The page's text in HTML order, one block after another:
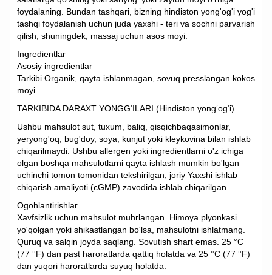
foydalaning. Bundan tashqari, bizning hindiston yong'og'i yog'i
tashqi foydalanish uchun juda yaxshi - teri va sochni parvarish
qilish, shuningdek, massaj uchun asos moyi.
Ingredientlar
Asosiy ingredientlar
Tarkibi Organik, qayta ishlanmagan, sovuq presslangan kokos
moyi.
TARKIBIDA DARAXT YONGG‘ILARI (Hindiston yong‘og‘i)
Ushbu mahsulot sut, tuxum, baliq, qisqichbaqasimonlar,
yeryong'oq, bug'doy, soya, kunjut yoki kleykovina bilan ishlab
chiqarilmaydi. Ushbu allergen yoki ingredientlarni o'z ichiga
olgan boshqa mahsulotlarni qayta ishlash mumkin bo'lgan
uchinchi tomon tomonidan tekshirilgan, joriy Yaxshi ishlab
chiqarish amaliyoti (cGMP) zavodida ishlab chiqarilgan.
Ogohlantirishlar
Xavfsizlik uchun mahsulot muhrlangan. Himoya plyonkasi
yo'qolgan yoki shikastlangan bo'lsa, mahsulotni ishlatmang.
Quruq va salqin joyda saqlang. Sovutish shart emas. 25 °C
(77 °F) dan past haroratlarda qattiq holatda va 25 °C (77 °F)
dan yuqori haroratlarda suyuq holatda.